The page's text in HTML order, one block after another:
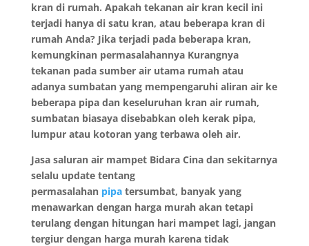
kran di rumah. Apakah tekanan air kran kecil ini
terjadi hanya di satu kran, atau beberapa kran di
rumah Anda? Jika terjadi pada beberapa kran,
kemungkinan permasalahannya Kurangnya
tekanan pada sumber air utama rumah atau
adanya sumbatan yang mempengaruhi aliran air ke
beberapa pipa dan keseluruhan kran air rumah,
sumbatan biasaya disebabkan oleh kerak pipa,
lumpur atau kotoran yang terbawa oleh air.
Jasa saluran air mampet Bidara Cina dan sekitarnya
selalu update tentang
permasalahan pipatersumbat, banyak yang
menawarkan dengan harga murah akan tetapi
terulang dengan hitungan hari mampet lagi, jangan
tergiur dengan harga murah karena tidak